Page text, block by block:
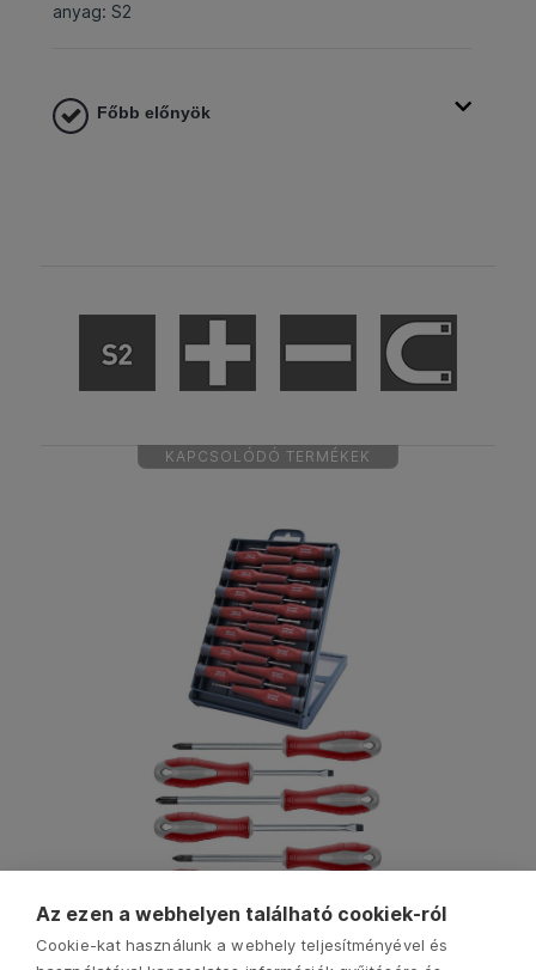
anyag: S2
Főbb előnyök
KAPCSOLÓDÓ TERMÉKEK
Az ezen a webhelyen található cookiek-ról
Cookie-kat használunk a webhely teljesítményével és